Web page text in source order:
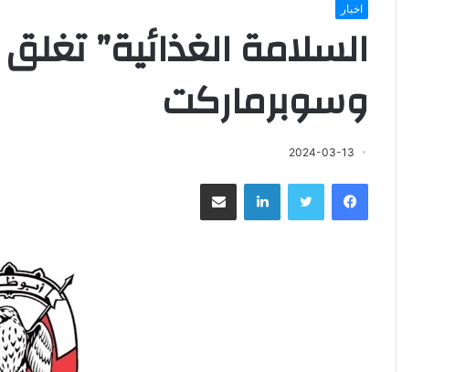
اخبار
السلامة الغذائية”
وسوبرماركت
2024-03-13
فيسبوك تويتر لينكدإن مشاركة عبر البريد